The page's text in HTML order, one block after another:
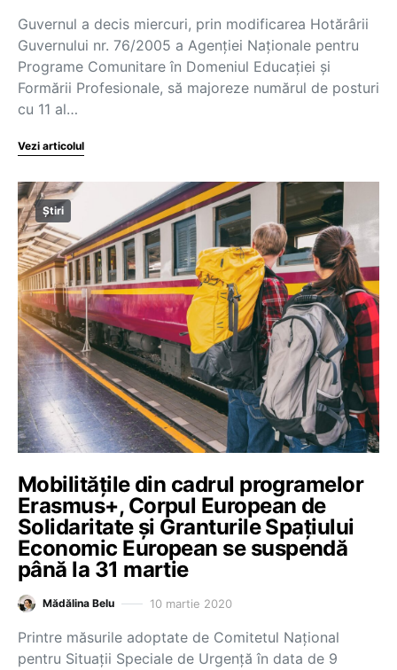
Guvernul a decis miercuri, prin modificarea Hotărârii
Guvernului nr. 76/2005 a Agenţiei Naţionale pentru
Programe Comunitare în Domeniul Educaţiei şi
Formării Profesionale, să majoreze numărul de posturi
cu 11 al…
Vezi articolul
Știri
Mobilitățile din cadrul programelor
Erasmus+, Corpul European de
Solidaritate și Granturile Spațiului
Economic European se suspendă
până la 31 martie
Mădălina Belu 10 martie 2020
Printre măsurile adoptate de Comitetul Naţional
pentru Situaţii Speciale de Urgenţă în data de 9